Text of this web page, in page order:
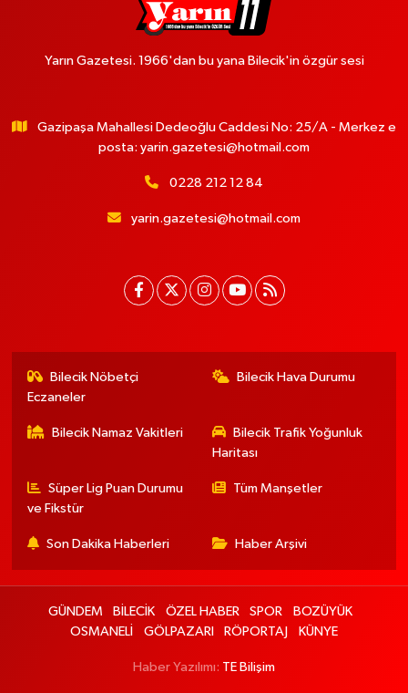
Yarın Gazetesi. 1966'dan bu yana Bilecik'in özgür sesi
Gazipaşa Mahallesi Dedeoğlu Caddesi No: 25/A - Merkez e
posta: yarin.gazetesi@hotmail.com
0228 212 12 84
yarin.gazetesi@hotmail.com
Bilecik Nöbetçi
Eczaneler
Bilecik Hava Durumu
Bilecik Namaz Vakitleri
Bilecik Trafik Yoğunluk
Haritası
Süper Lig Puan Durumu
ve Fikstür
Tüm Manşetler
Son Dakika Haberleri Haber Arşivi
GÜNDEM BİLECİK ÖZEL HABER SPOR
BOZÜYÜK
OSMANELİ
GÖLPAZARI RÖPORTAJ KÜNYE
Haber Yazılımı: TE Bilişim